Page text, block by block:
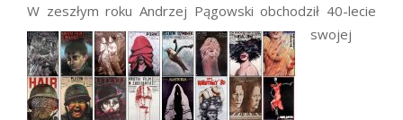
W zeszłym roku Andrzej Pągowski obchodził 40-lecie
swojej